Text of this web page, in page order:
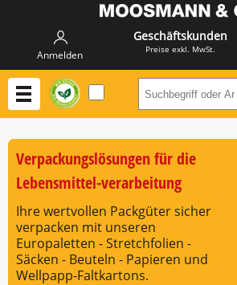
Anmelden
Geschäftskunden
Preise exkl. MwSt.
Verpackungslösungen für die
Lebensmittel-verarbeitung
Ihre wertvollen Packgüter sicher
verpacken mit unseren
Europaletten - Stretchfolien -
Säcken - Beuteln - Papieren und
Wellpapp-Faltkartons.